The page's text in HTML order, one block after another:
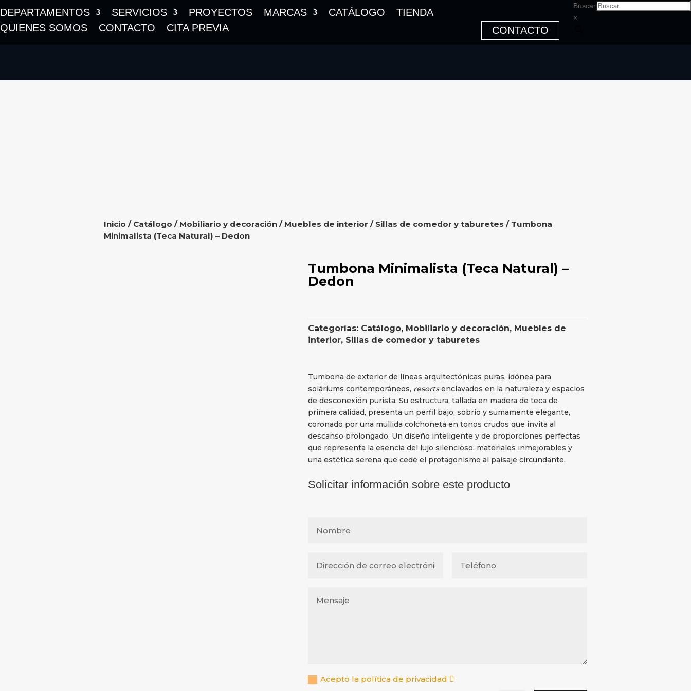
DEPARTAMENTOS SERVICIOS PROYECTOS MARCAS CATÁLOGO
TIENDA
QUIENES SOMOS
CONTACTO CITA PREVIA CONTACTO
Buscar
×
Inicio / Catálogo / Mobiliario y decoración/ Muebles de interior / Sillas de comedor y taburetes / Tumbona
Minimalista (Teca Natural) – Dedon
Tumbona Minimalista (Teca Natural) –
Dedon
Categorías: Catálogo, Mobiliario y decoración, Muebles de
interior, Sillas de comedor y taburetes
Tumbona de exterior de líneas arquitectónicas puras, idónea para
soláriums contemporáneos, resortsenclavados en la naturaleza y espacios
de desconexión purista. Su estructura, tallada en madera de teca de
primera calidad, presenta un perfil bajo, sobrio y sumamente elegante,
coronado por una mullida colchoneta en tonos crudos que invita al
descanso prolongado. Un diseño inteligente y de proporciones perfectas
que representa la esencia del lujo silencioso: materiales inmejorables y
una estética serena que cede el protagonismo al paisaje circundante.
Solicitar información sobre este producto
Acepto la política de privacidad